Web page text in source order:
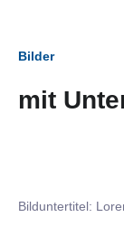
Bilder
mit
Bilduntertitel: